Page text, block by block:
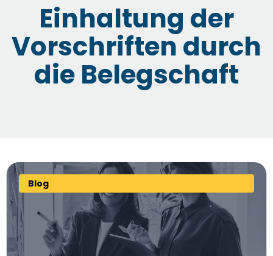
Einhaltung der
Vorschriften durch
die Belegschaft
Blog